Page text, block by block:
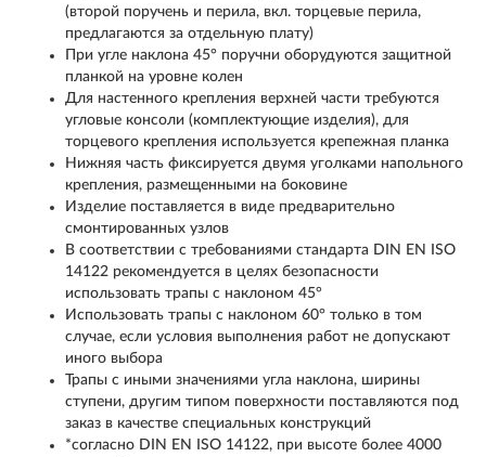
(второй поручень и перила, вкл. торцевые перила,
предлагаются за отдельную плату)
При угле наклона 45° поручни оборудуются защитной
планкой на уровне колен
Для настенного крепления верхней части требуются
угловые консоли (комплектующие изделия), для
торцевого крепления используется крепежная планка
Нижняя часть фиксируется двумя уголками напольного
крепления, размещенными на боковине
Изделие поставляется в виде предварительно
смонтированных узлов
В соответствии с требованиями стандарта DIN EN ISO
14122 рекомендуется в целях безопасности
использовать трапы с наклоном 45°
Использовать трапы с наклоном 60° только в том
случае, если условия выполнения работ не допускают
иного выбора
Трапы с иными значениями угла наклона, ширины
ступени, другим типом поверхности поставляются под
заказ в качестве специальных конструкций
*согласно DIN EN ISO 14122, при высоте более 4000